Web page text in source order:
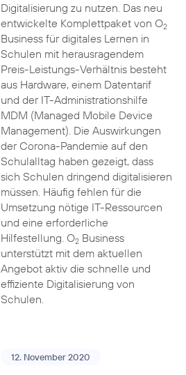
Digitalisierung zu nutzen. Das neu
entwickelte Komplettpaket von O2
Business für digitales Lernen in
Schulen mit herausragendem
Preis-Leistungs-Verhältnis besteht
aus Hardware, einem Datentarif
und der IT-Administrationshilfe
MDM (Managed Mobile Device
Management). Die Auswirkungen
der Corona-Pandemie auf den
Schulalltag haben gezeigt, dass
sich Schulen dringend digitalisieren
müssen. Häufig fehlen für die
Umsetzung nötige IT-Ressourcen
und eine erforderliche
Hilfestellung. O2Business
unterstützt mit dem aktuellen
Angebot aktiv die schnelle und
effiziente Digitalisierung von
Schulen.
12. November 2020